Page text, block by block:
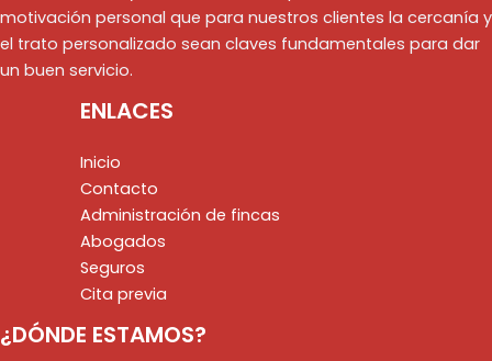
motivación personal que para nuestros clientes la cercanía y
el trato personalizado sean claves fundamentales para dar
un buen servicio.
ENLACES
Inicio
Contacto
Administración de fincas
Abogados
Seguros
Cita previa
¿DÓNDE ESTAMOS?